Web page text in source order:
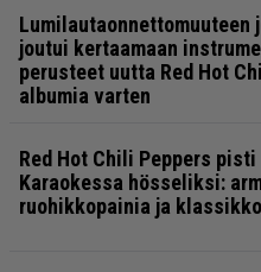
Lumilautaonnettomuuteen
joutui kertaamaan
perusteet uutta Red Hot
albumia varten
Red Hot Chili Peppers pisti
Karaokessa hösseliksi:
ruohikkopainia ja